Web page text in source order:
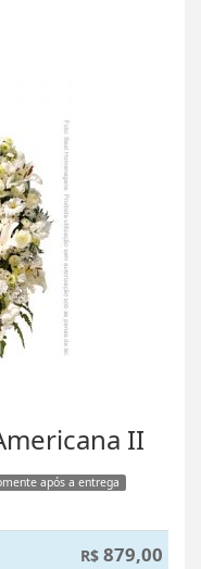
II
após a entrega
R$ 879,00